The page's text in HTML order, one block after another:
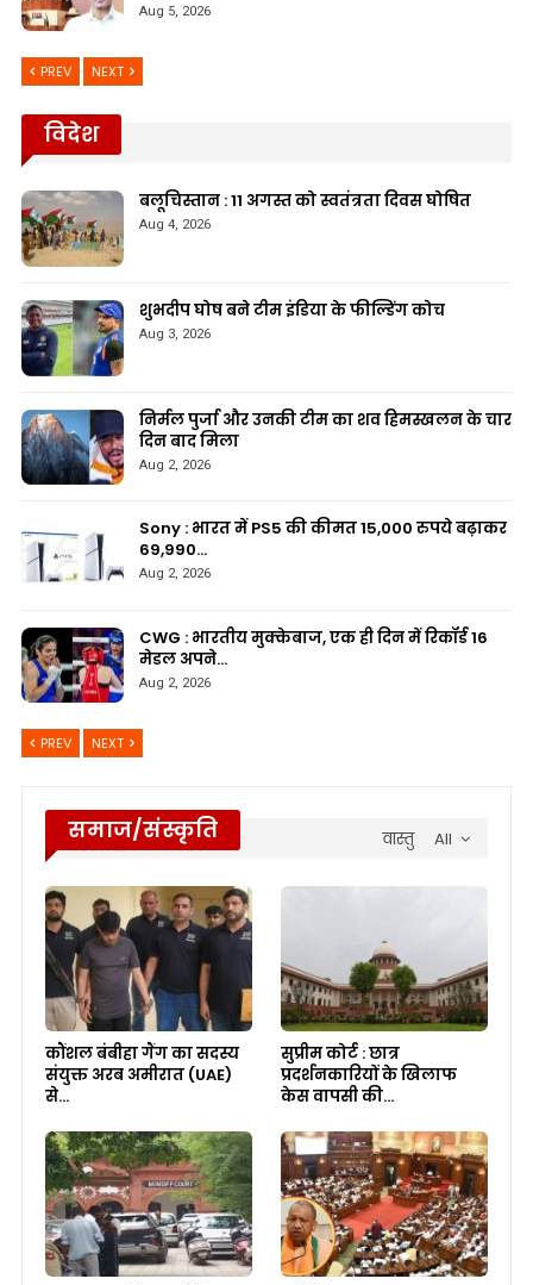
Aug 5, 2026
PREV NEXT
विदेश
बलूचिस्तान : 11 अगस्त को स्वतंत्रता दिवस घोषित
Aug 4, 2026
शुभदीप घोष बने टीम इंडिया के फील्डिंग कोच
Aug 3, 2026
निर्मल पुर्जा और उनकी टीम का शव हिमस्खलन के चार
दिन बाद मिला
Aug 2, 2026
Sony : भारत में PS5 की कीमत 15,000 रुपये बढ़ाकर
69,990…
Aug 2, 2026
CWG : भारतीय मुक्केबाज, एक ही दिन में रिकॉर्ड 16
मेडल अपने…
Aug 2, 2026
PREV NEXT
All
समाज/संस्कृति वास्तु
कौंशल बंबीहा गैंग का सदस्य
संयुक्त अरब अमीरात (UAE)
से…
सुप्रीम कोर्ट : छात्र
प्रदर्शनकारियों के खिलाफ
केस वापसी की…